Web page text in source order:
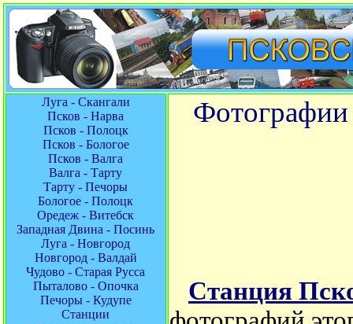
Луга - Скангали
Псков - Нарва
Псков - Полоцк
Псков - Бологое
Псков - Валга
Валга - Тарту
Тарту - Печоры
Бологое - Полоцк
Оредеж - Витебск
Западная Двина - Посинь
Луга - Новгород
Новгород - Валдай
Чудово - Старая Русса
Пыталово - Опочка
Печоры - Кудупе
Станции
Станция